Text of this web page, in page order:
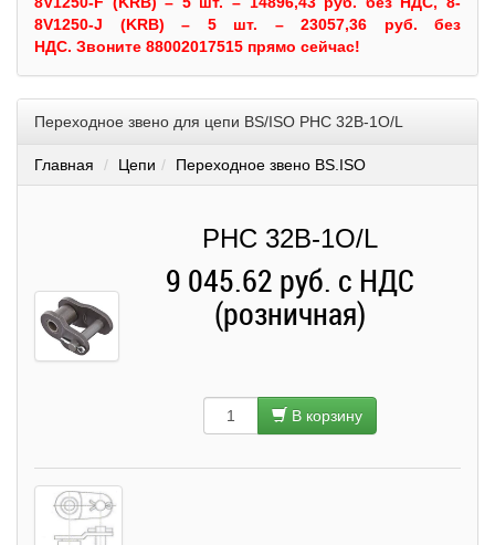
8V1250-J (KRB) – 5 шт. – 23057,36 руб. без
НДС. Звоните 88002017515 прямо сейчас!
Переходное звено для цепи BS/ISO PHC 32B-1O/L
Главная Цепи Переходное звено BS.ISO
PHC 32B-1O/L
9 045.62 руб. с НДС
(розничная)
В корзину